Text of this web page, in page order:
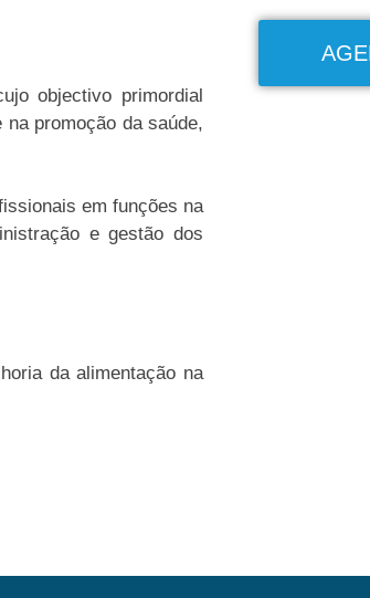
objectivo primordial
promoção da saúde,
em funções na
e gestão dos
da alimentação na